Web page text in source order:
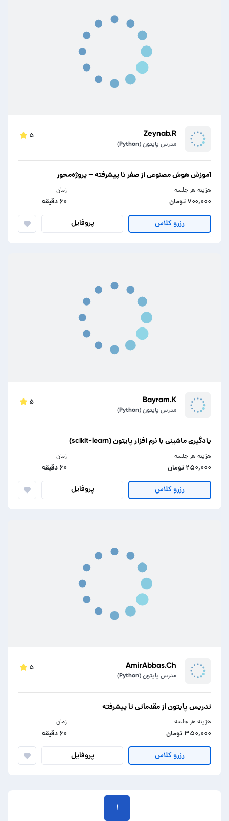
Zeynab.R
مدرس پایتون (Python)
۵
آموزش هوش مصنوعی از صفر تا پیشرفته – پروژه‌محور
هزینه هر جلسه
۷۰۰,۰۰۰ تومان
زمان
۶۰ دقیقه
رزرو کلاس پروفایل
Bayram.K
مدرس پایتون (Python)
۵
یادگیری ماشینی با نرم افزار پایتون (scikit-learn)
هزینه هر جلسه
۲۵۰,۰۰۰ تومان
زمان
۶۰ دقیقه
رزرو کلاس پروفایل
AmirAbbas.Ch
مدرس پایتون (Python)
۵
تدریس پایتون از مقدماتی تا پیشرفته
هزینه هر جلسه
۳۵۰,۰۰۰ تومان
زمان
۶۰ دقیقه
رزرو کلاس پروفایل
۱